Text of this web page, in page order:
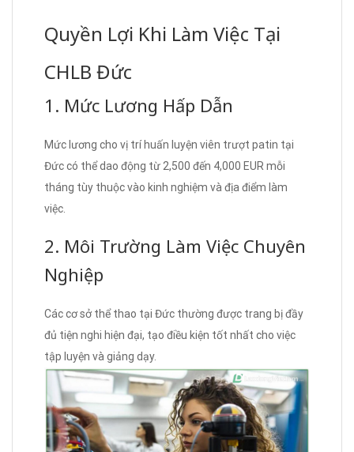
Quyền Lợi Khi Làm Việc Tại
CHLB Đức
1. Mức Lương Hấp Dẫn
Mức lương cho vị trí huấn luyện viên trượt patin tại
Đức có thể dao động từ 2,500 đến 4,000 EUR mỗi
tháng tùy thuộc vào kinh nghiệm và địa điểm làm
việc.
2. Môi Trường Làm Việc Chuyên
Nghiệp
Các cơ sở thể thao tại Đức thường được trang bị đầy
đủ tiện nghi hiện đại, tạo điều kiện tốt nhất cho việc
tập luyện và giảng dạy.